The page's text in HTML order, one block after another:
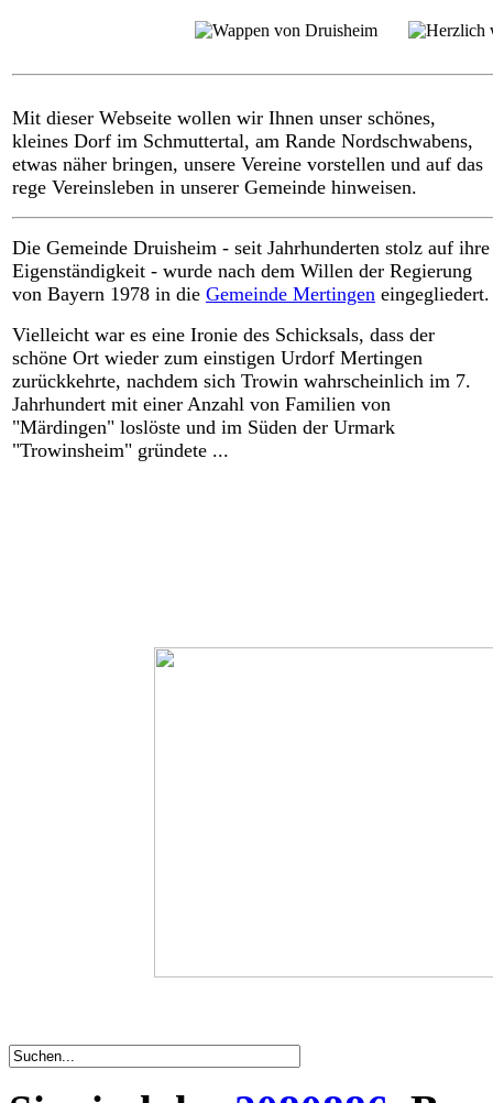
Mit dieser Webseite wollen wir Ihnen unser schönes,
kleines Dorf im Schmuttertal, am Rande Nordschwabens,
etwas näher bringen, unsere Vereine vorstellen und auf das
rege Vereinsleben in unserer Gemeinde hinweisen.
Die Gemeinde Druisheim - seit Jahrhunderten stolz auf ihre
Eigenständigkeit - wurde nach dem Willen der Regierung
von Bayern 1978 in die Gemeinde Mertingen eingegliedert.
Vielleicht war es eine Ironie des Schicksals, dass der
schöne Ort wieder zum einstigen Urdorf Mertingen
zurückkehrte, nachdem sich Trowin wahrscheinlich im 7.
Jahrhundert mit einer Anzahl von Familien von
"Märdingen" loslöste und im Süden der Urmark
"Trowinsheim" gründete ...